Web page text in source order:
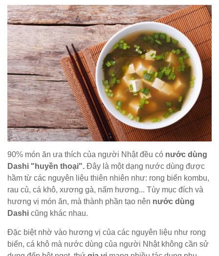
90% món ăn ưa thích của người Nhật đều có nước dùng
Dashi "huyền thoại". Đây là một dạng nước dùng được
hầm từ các nguyên liệu thiên nhiên như: rong biển kombu,
rau củ, cá khô, xương gà, nấm hương... Tùy mục đích và
hương vị món ăn, mà thành phần tạo nên nước dùng
Dashi cũng khác nhau.
Đặc biệt nhờ vào hương vị của các nguyên liệu như rong
biển, cá khô mà nước dùng của người Nhật không cần sử